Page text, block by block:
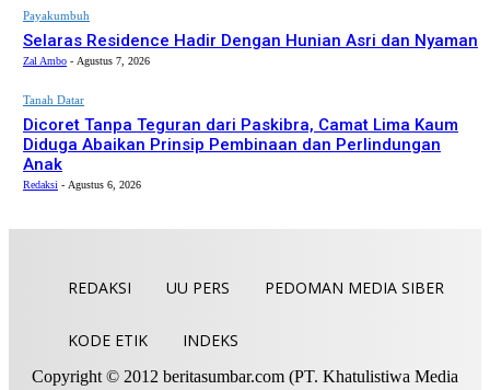
Payakumbuh
Selaras Residence Hadir Dengan Hunian Asri dan Nyaman
Zal Ambo - Agustus 7, 2026
Tanah Datar
Dicoret Tanpa Teguran dari Paskibra, Camat Lima Kaum
Diduga Abaikan Prinsip Pembinaan dan Perlindungan
Anak
Redaksi - Agustus 6, 2026
REDAKSI UU PERS PEDOMAN MEDIA SIBER
KODE ETIK INDEKS
Copyright © 2012 beritasumbar.com (PT. Khatulistiwa Media